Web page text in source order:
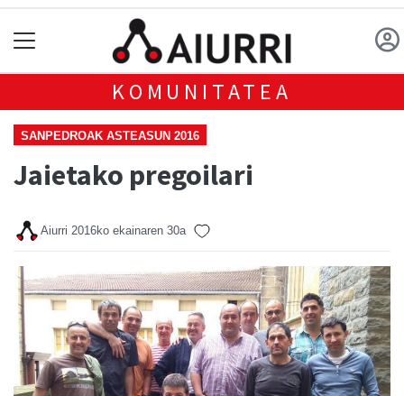
KOMUNITATEA
SANPEDROAK ASTEASUN 2016
Jaietako pregoilari
Aiurri 2016ko ekainaren 30a